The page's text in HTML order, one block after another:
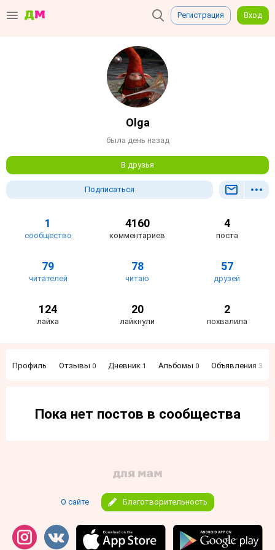
Регистрация Вход
Olga
была день назад
В друзья
Подписаться
1
сообщество
4160
комментариев
4
поста
79
читателей
78
читаю
57
друзей
124
лайка
20
лайкнули
2
похвалила
Профиль Отзывы 0 Дневник 1 Альбомы 0 Объявления 3
Пока нет постов в сообщества
О сайте Благотворительность